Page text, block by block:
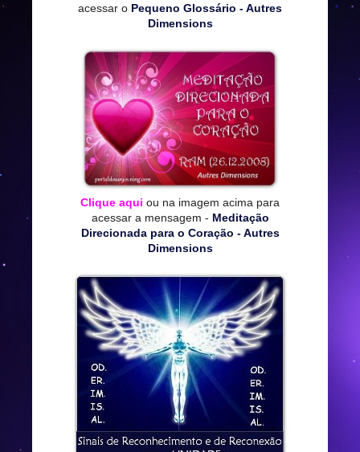
acessar o Pequeno Glossário - Autres
Dimensions
Clique aqui ou na imagem acima para
acessar a mensagem - Meditação
Direcionada para o Coração - Autres
Dimensions